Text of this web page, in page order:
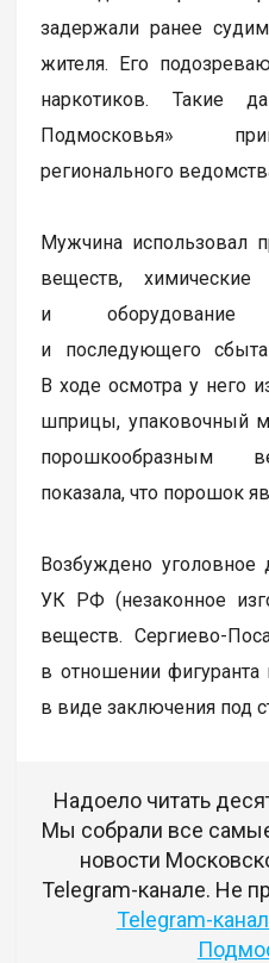
задержали ранее
жителя. Его
наркотиков. Такие
Подмосковья»
регионального
Мужчина использовал
веществ, химические
и оборудование
и последующего сбыта
В ходе осмотра у него
шприцы, упаковочный
порошкообразным
показала, что порошок
Возбуждено уголовное
УК РФ (незаконное
веществ. Сергиево-
в отношении фигуранта
в виде заключения под
Надоело читать
Мы собрали все
новости
Telegram-канале. Не
Telegram-